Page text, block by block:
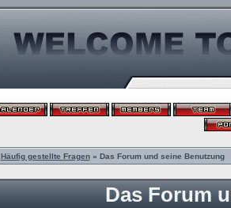
Häufig gestellte Fragen» Das Forum und seine Benutzung
Das Forum